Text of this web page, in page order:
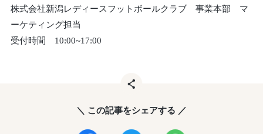
株式会社新潟レディースフットボールクラブ 事業本部 マ
ーケティング担当
受付時間 10:00~17:00
＼ この記事をシェアする ／